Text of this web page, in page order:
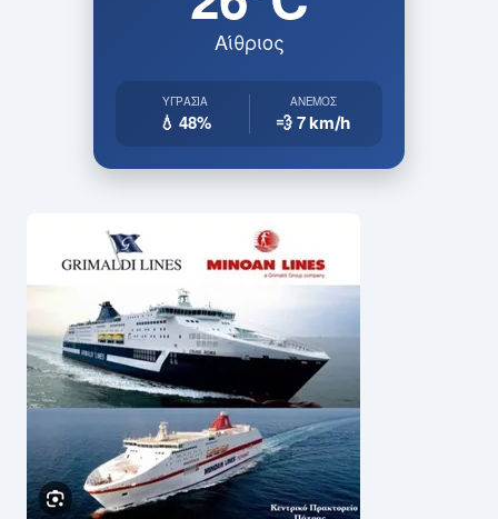
Αίθριος
ΥΓΡΑΣΊΑ
💧 48%
ΆΝΕΜΟΣ
💨 7km/h